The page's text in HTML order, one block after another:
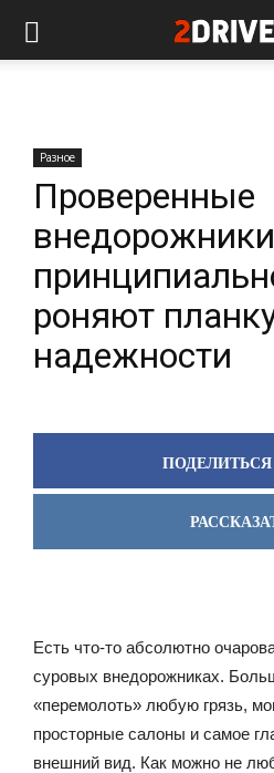
Разное
Проверенные
роняют
надежности
ПОДЕЛИТЬСЯ
Есть что-то абсолютно
суровых внедорожниках.
«перемолоть» любую грязь,
просторные салоны и самое
внешний вид. Как можно не